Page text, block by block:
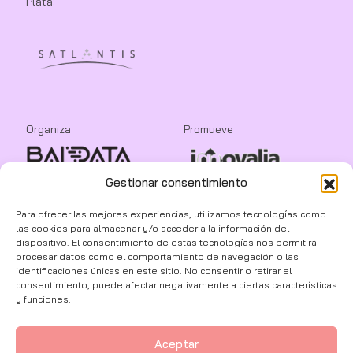
Gestionar consentimiento
Para ofrecer las mejores experiencias, utilizamos tecnologías como
las cookies para almacenar y/o acceder a la información del
dispositivo. El consentimiento de estas tecnologías nos permitirá
procesar datos como el comportamiento de navegación o las
identificaciones únicas en este sitio. No consentir o retirar el
consentimiento, puede afectar negativamente a ciertas características
y funciones.
Aceptar
Organiza: Promueve:
Colaboran: